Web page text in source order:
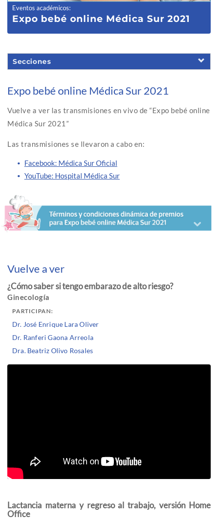
Eventos académicos:
Expo bebé online Médica Sur 2021
Secciones
Expo bebé online Médica Sur 2021
Vuelve a ver las transmisiones en vivo de “Expo bebé online
Médica Sur 2021”
Las transmisiones se llevaron a cabo en:
Facebook: Médica Sur Oficial
YouTube: Hospital Médica Sur
Vuelve a ver
¿Cómo saber si tengo embarazo de alto riesgo?
Ginecología
PARTICIPAN:
Dr. José Enrique Lara Oliver
Dr. Ranferi Gaona Arreola
Dra. Beatriz Olivo Rosales
Lactancia materna y regreso al trabajo, versión Home
Office